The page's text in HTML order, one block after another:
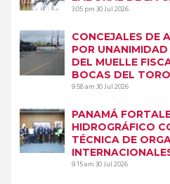
3:05 pm30 Jul 2026
CONCEJALES DE
POR
DEL MUELLE
BOCAS DEL TORO
9:58 am30 Jul 2026
PANAMÁ
HIDROGRÁFICO
TÉCNICA DE
9:15 am30 Jul 2026